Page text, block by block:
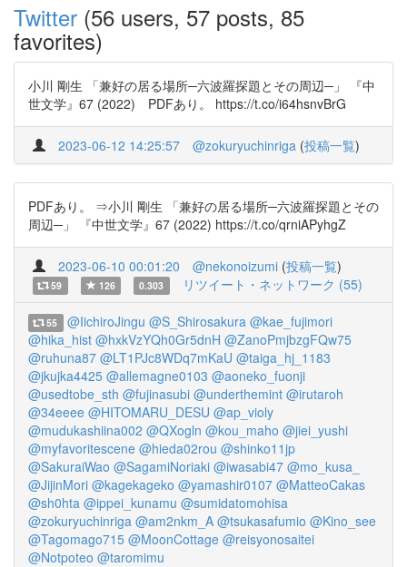
Twitter (56 users, 57 posts, 85
favorites)
小川 剛生 「兼好の居る場所─六波羅探題とその周辺─」 『中
世文学』67 (2022) PDFあり。 https://t.co/i64hsnvBrG
2023-06-12 14:25:57 @zokuryuchinriga (投稿一覧)
PDFあり。 ⇒小川 剛生 「兼好の居る場所─六波羅探題とその
周辺─」 『中世文学』67 (2022) https://t.co/qrniAPyhgZ
2023-06-10 00:01:20 @nekonoizumi (投稿一覧)
59 126 0.303 リツイート・ネットワーク (55)
55 @IichiroJingu @S_Shirosakura @kae_fujimori
@hika_hist @hxkVzYQh0Gr5dnH @ZanoPmjbzgFQw75
@ruhuna87 @LT1PJc8WDq7mKaU @taiga_hj_1183
@jkujka4425 @allemagne0103 @aoneko_fuonji
@usedtobe_sth @fujinasubi @underthemint @irutaroh
@34eeee @HITOMARU_DESU @ap_violy
@mudukashiina002 @QXogln @kou_maho @jiei_yushi
@myfavoritescene @hieda02rou @shinko11jp
@SakuraiWao @SagamiNoriaki @iwasabi47 @mo_kusa_
@JijinMori @kagekageko @yamashir0107 @MatteoCakas
@sh0hta @ippei_kunamu @sumidatomohisa
@zokuryuchinriga @am2nkm_A @tsukasafumio @Kino_see
@Tagomago715 @MoonCottage @reisyonosaitei
@Notpoteo @taromimu